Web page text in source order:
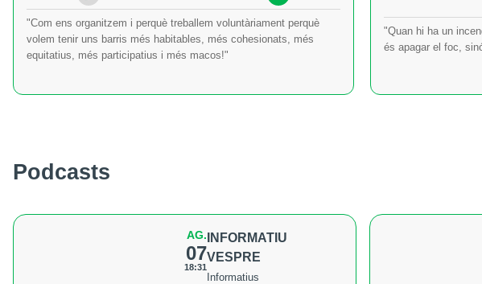
"Com ens organitzem i perquè treballem voluntàriament perquè
volem tenir uns barris més habitables, més cohesionats, més
equitatius, més participatius i més macos!"
"Quan hi ha un
és apagar el foc,
Podcasts
AG.
07
18:31
INFORMATIU
VESPRE
Informatius